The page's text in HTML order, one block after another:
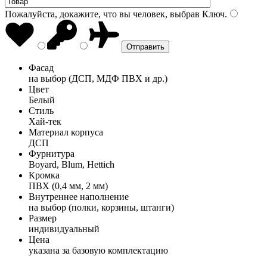
Пожалуйста, докажите, что вы человек, выбрав Ключ.
Фасад
на выбор (ДСП, МДФ ПВХ и др.)
Цвет
Белый
Стиль
Хай-тек
Материал корпуса
ДСП
Фурнитура
Boyard, Blum, Hettich
Кромка
ПВХ (0,4 мм, 2 мм)
Внутреннее наполнение
на выбор (полки, корзины, штанги)
Размер
индивидуальный
Цена
указана за базовую комплектацию